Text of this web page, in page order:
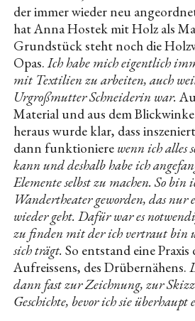
Memory Spaces — Rosa
(werktitel : unbekannt) - box-
(wertitel:unbekannt) -reshaped
ab tasten — Maximiliane Leni
2022
waiting to be rendered forever
zum Avatar LaTurbo Avedon
When does the figure go to
General Alert. Kriege, die nie
Aline Sofie Rainer (Homestory)
Tobias Iszo (Homestory)
Mafia Tabak (Homestory)
Tipsy Tina
der immer wieder neu
hat Anna Hostek mit Holz als
Grundstück steht noch die
Opas.Ich habe mich eigentlich
mit Textilien zu arbeiten, auch
Urgroßmutter Schneiderin war.
Material und aus dem
heraus wurde klar, dass
dann funktioniere wenn ich alles
kann und deshalb habe ich
Elemente selbst zu machen. So
Wandertheater geworden, das
wieder geht. Dafür war es
zu finden mit der ich vertraut bin
sich trägt. So entstand eine Praxis
Aufreissens, des Drübernähens.
dann fast zur Zeichnung, zur
Geschichte, bevor ich sie überhaupt